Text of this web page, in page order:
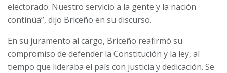
electorado. Nuestro servicio a la gente y la nación
continúa”, dijo Briceño en su discurso.
En su juramento al cargo, Briceño reafirmó su
compromiso de defender la Constitución y la ley, al
tiempo que lideraba el país con justicia y dedicación. Se